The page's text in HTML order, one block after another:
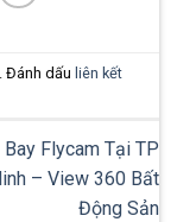
. Đánh dấuliên kết
Bay Flycam Tại TP
– View 360 Bất
Động Sản